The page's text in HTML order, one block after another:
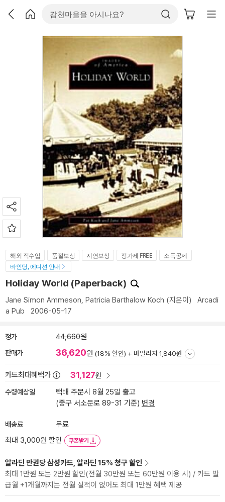
해외 직수입 품절보상 지연보상 정가제 FREE
소득공제
바인딩, 에디션 안내
Holiday World (Paperback)
Jane Simon Ammeson, Patricia Barthalow Koch (지은이) Arcadi
a Pub 2006-05-17
정가 44,660원
판매가 36,620원 (18% 할인) + 마일리지 1,840원
카드최대혜택가 31,127원
수령예상일
택배 주문시 8월 25일 출고
(중구 서소문로 89-31 기준) 변경
배송료
무료
최대 3,000원 할인
쿠폰받기
알라딘 만권당 삼성카드, 알라딘 15% 청구 할인
최대 1만원 또는 2만원 할인(전월 30만원 또는 60만원 이용 시) / 카드 발
급월 +1개월까지는 전월 실적이 없어도 최대 1만원 혜택 제공